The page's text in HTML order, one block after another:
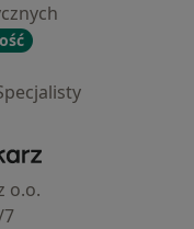
- Strona główna
o.o.